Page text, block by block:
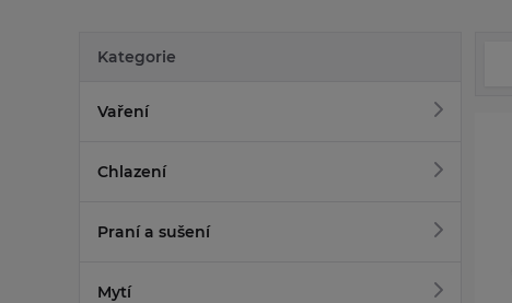
Kategorie
Vaření
Chlazení
Praní a sušení
Mytí